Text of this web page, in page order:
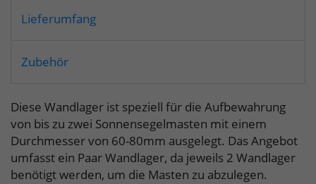
Lieferumfang
Zubehör
Diese Wandlager ist speziell für die Aufbewahrung
von bis zu zwei Sonnensegelmasten mit einem
Durchmesser von 60-80mm ausgelegt. Das Angebot
umfasst ein Paar Wandlager, da jeweils 2 Wandlager
benötigt werden, um die Masten zu abzulegen.